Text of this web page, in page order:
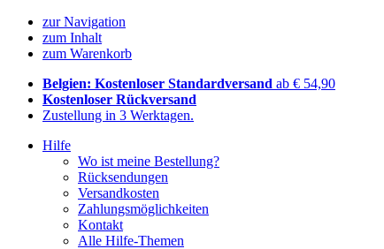
zur Navigation
zum Inhalt
zum Warenkorb
Belgien: Kostenloser Standardversand ab € 54,90
Kostenloser Rückversand
Zustellung in 3 Werktagen.
Hilfe
Wo ist meine Bestellung?
Rücksendungen
Versandkosten
Zahlungsmöglichkeiten
Kontakt
Alle Hilfe-Themen